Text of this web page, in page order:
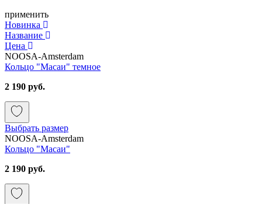
применить
Новинка
Название
Цена
NOOSA-Amsterdam
Кольцо "Масаи" темное
2 190 руб.
Выбрать размер
NOOSA-Amsterdam
Кольцо "Масаи"
2 190 руб.